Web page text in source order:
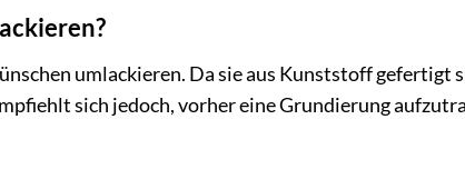
umlackieren. Da sie aus Kunststoff gefertigt
sich jedoch, vorher eine Grundierung